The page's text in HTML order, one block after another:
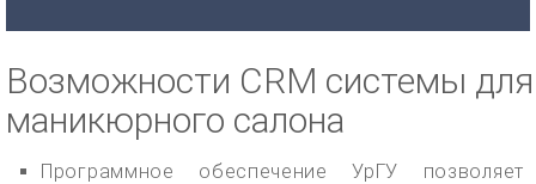
Возможности CRM системы для
маникюрного салона
Программное обеспечение УрГУ позволяет